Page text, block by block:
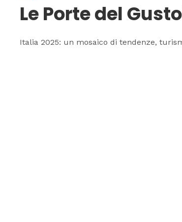
Le Porte del
Italia 2025: un mosaico di tendenze,